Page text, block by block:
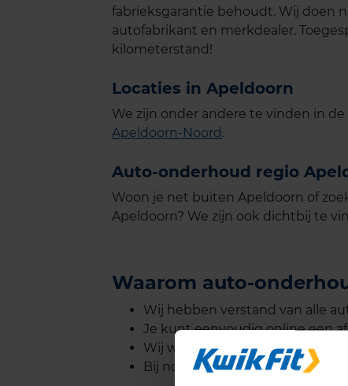
fabrieksgarantie behoudt. Wij doen
autofabrikant en merkdealer.
kilometerstand!
Locaties in Apeldoorn
We zijn onder andere te vinden in de
Apeldoorn-Noord .
Auto-onderhoud regio
Woon je net buiten Apeldoorn of
Apeldoorn? We zijn ook dichtbij te
Waarom auto-
Wij hebben verstand van alle
Je kunt eenvoudig online een
Wij werken met
Bij noodzakelijke reparaties